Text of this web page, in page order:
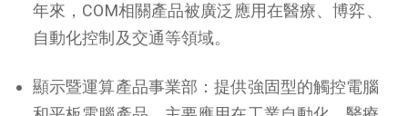
年來，COM相關產品被廣泛應用在醫療、博弈、
自動化控制及交通等領域。
顯示暨運算產品事業部：提供強固型的觸控電腦